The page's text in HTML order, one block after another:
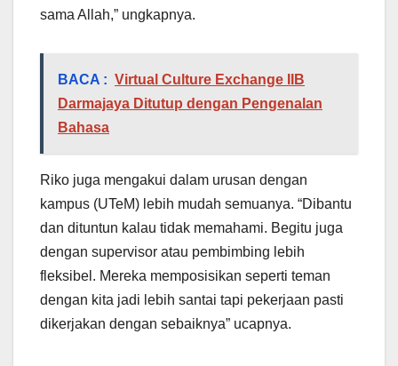
sama Allah,” ungkapnya.
BACA : Virtual Culture Exchange IIB
Darmajaya Ditutup dengan Pengenalan
Bahasa
Riko juga mengakui dalam urusan dengan
kampus (UTeM) lebih mudah semuanya. “Dibantu
dan dituntun kalau tidak memahami. Begitu juga
dengan supervisor atau pembimbing lebih
fleksibel. Mereka memposisikan seperti teman
dengan kita jadi lebih santai tapi pekerjaan pasti
dikerjakan dengan sebaiknya” ucapnya.